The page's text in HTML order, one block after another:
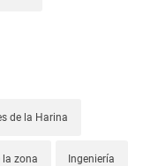
de la Harina
zona Ingeniería